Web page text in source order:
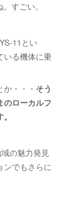
すごい。
11とい
いる機体に乗
・・・ そう
のローカルフ
の魅力発見
ンでもさらに